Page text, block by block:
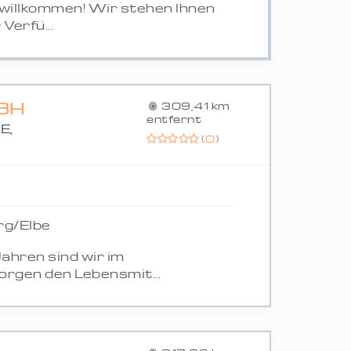
Wir stehen Ihnen
309,41 km
entfernt
(0)
Elbe
sind wir im
den Lebensmit...